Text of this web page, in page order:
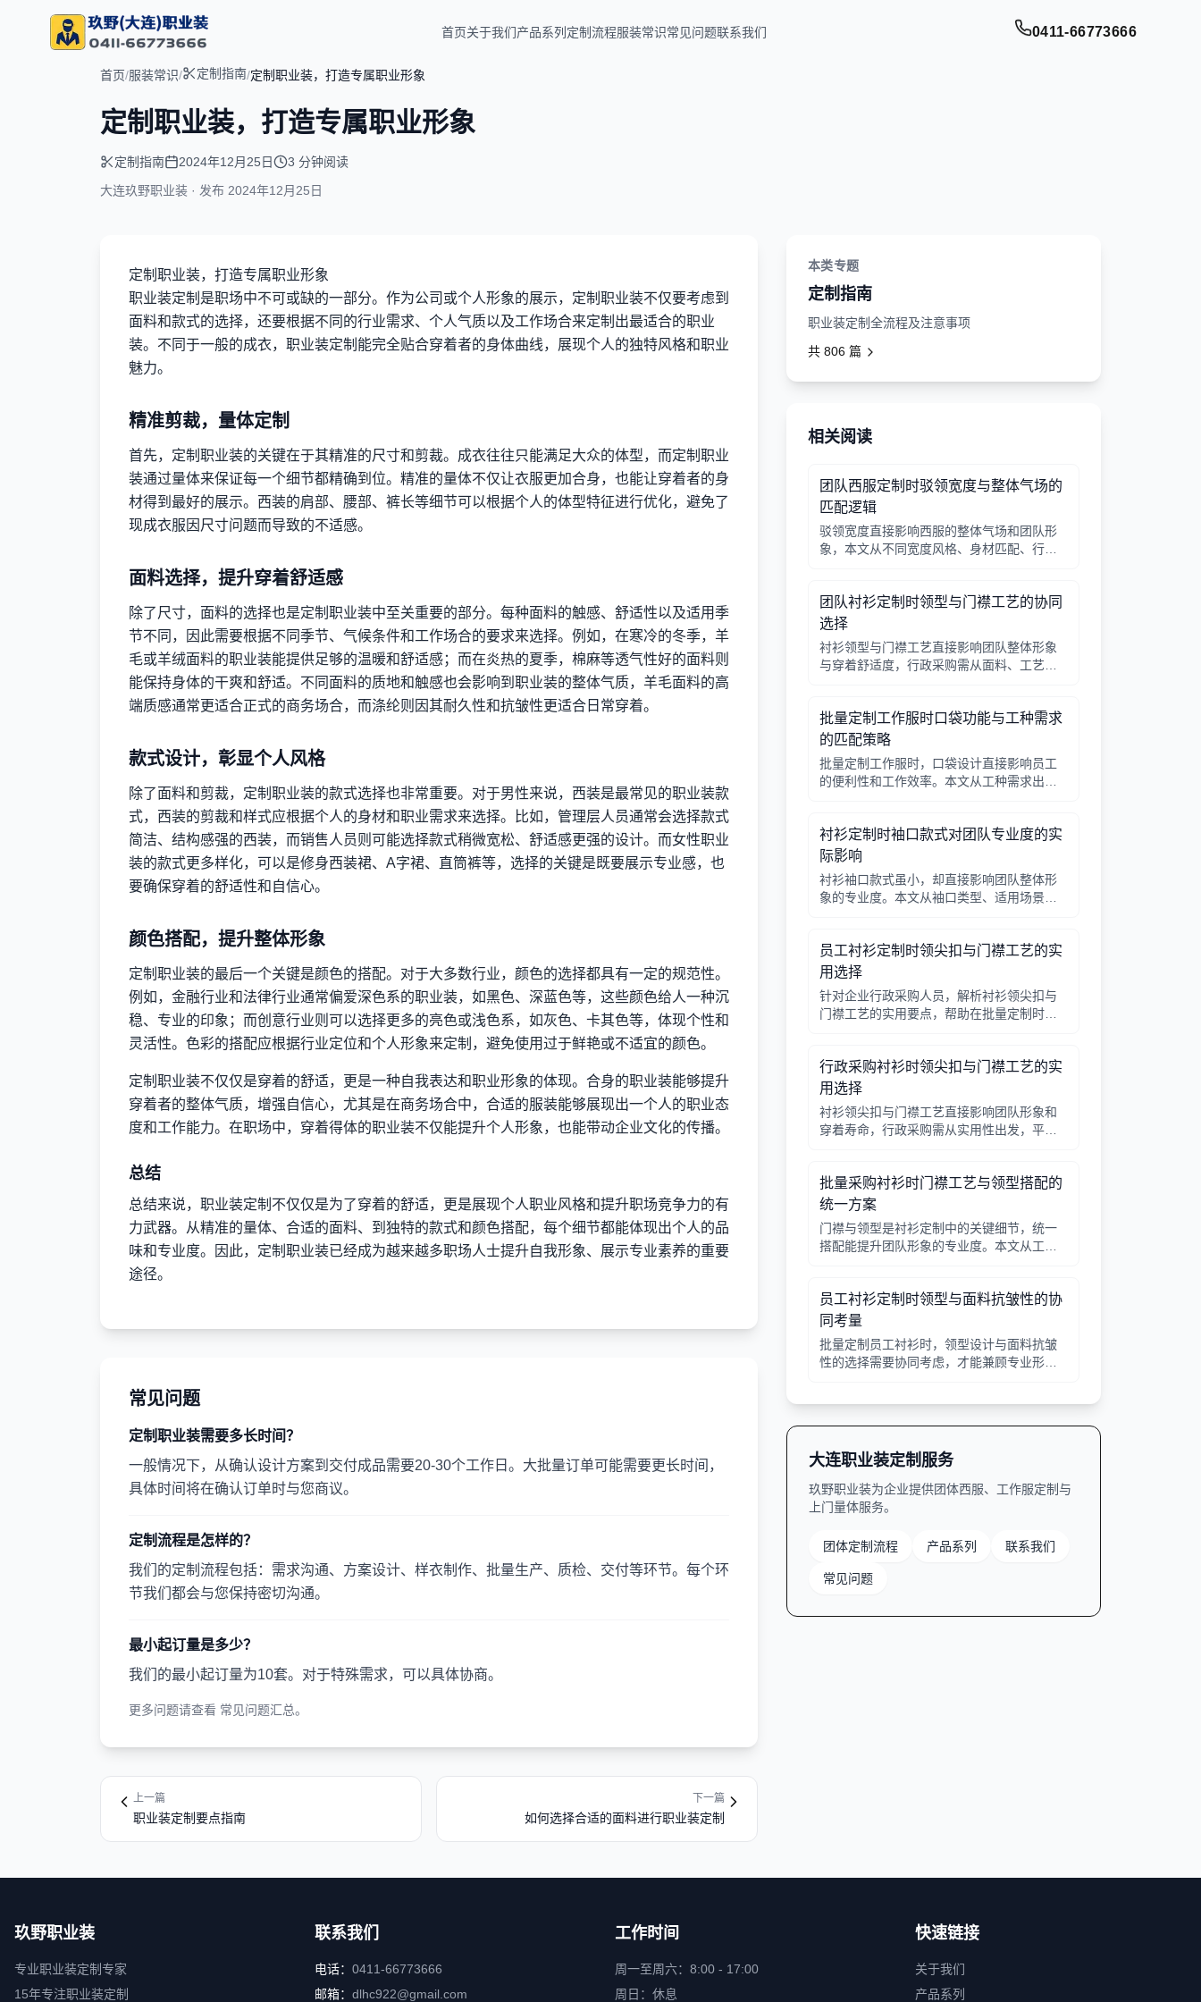
首页关于我们产品系列 定制流程服装常识常见问题联系我们 0411-66773666
首页/服装常识/ 定制指南/定制职业装，打造专属职业形象
定制职业装，打造专属职业形象
定制指南 2024年12月25日
3 分钟阅读
大连玖野职业装 · 发布 2024年12月25日
定制职业装，打造专属职业形象
职业装定制是职场中不可或缺的一部分。作为公司或个人形象的展示，定制职业装不仅要考虑到
面料和款式的选择，还要根据不同的行业需求、个人气质以及工作场合来定制出最适合的职业
装。不同于一般的成衣，职业装定制能完全贴合穿着者的身体曲线，展现个人的独特风格和职业
魅力。
精准剪裁，量体定制
首先，定制职业装的关键在于其精准的尺寸和剪裁。成衣往往只能满足大众的体型，而定制职业
装通过量体来保证每一个细节都精确到位。精准的量体不仅让衣服更加合身，也能让穿着者的身
材得到最好的展示。西装的肩部、腰部、裤长等细节可以根据个人的体型特征进行优化，避免了
现成衣服因尺寸问题而导致的不适感。
面料选择，提升穿着舒适感
除了尺寸，面料的选择也是定制职业装中至关重要的部分。每种面料的触感、舒适性以及适用季
节不同，因此需要根据不同季节、气候条件和工作场合的要求来选择。例如，在寒冷的冬季，羊
毛或羊绒面料的职业装能提供足够的温暖和舒适感；而在炎热的夏季，棉麻等透气性好的面料则
能保持身体的干爽和舒适。不同面料的质地和触感也会影响到职业装的整体气质，羊毛面料的高
端质感通常更适合正式的商务场合，而涤纶则因其耐久性和抗皱性更适合日常穿着。
款式设计，彰显个人风格
除了面料和剪裁，定制职业装的款式选择也非常重要。对于男性来说，西装是最常见的职业装款
式，西装的剪裁和样式应根据个人的身材和职业需求来选择。比如，管理层人员通常会选择款式
简洁、结构感强的西装，而销售人员则可能选择款式稍微宽松、舒适感更强的设计。而女性职业
装的款式更多样化，可以是修身西装裙、A字裙、直筒裤等，选择的关键是既要展示专业感，也
要确保穿着的舒适性和自信心。
颜色搭配，提升整体形象
定制职业装的最后一个关键是颜色的搭配。对于大多数行业，颜色的选择都具有一定的规范性。
例如，金融行业和法律行业通常偏爱深色系的职业装，如黑色、深蓝色等，这些颜色给人一种沉
稳、专业的印象；而创意行业则可以选择更多的亮色或浅色系，如灰色、卡其色等，体现个性和
灵活性。色彩的搭配应根据行业定位和个人形象来定制，避免使用过于鲜艳或不适宜的颜色。
定制职业装不仅仅是穿着的舒适，更是一种自我表达和职业形象的体现。合身的职业装能够提升
穿着者的整体气质，增强自信心，尤其是在商务场合中，合适的服装能够展现出一个人的职业态
度和工作能力。在职场中，穿着得体的职业装不仅能提升个人形象，也能带动企业文化的传播。
总结
总结来说，职业装定制不仅仅是为了穿着的舒适，更是展现个人职业风格和提升职场竞争力的有
力武器。从精准的量体、合适的面料、到独特的款式和颜色搭配，每个细节都能体现出个人的品
味和专业度。因此，定制职业装已经成为越来越多职场人士提升自我形象、展示专业素养的重要
途径。
常见问题
定制职业装需要多长时间？
一般情况下，从确认设计方案到交付成品需要20-30个工作日。大批量订单可能需要更长时间，
具体时间将在确认订单时与您商议。
定制流程是怎样的？
我们的定制流程包括：需求沟通、方案设计、样衣制作、批量生产、质检、交付等环节。每个环
节我们都会与您保持密切沟通。
最小起订量是多少？
我们的最小起订量为10套。对于特殊需求，可以具体协商。
更多问题请查看 常见问题汇总。
上一篇
职业装定制要点指南
下一篇
如何选择合适的面料进行职业装定制
本类专题
定制指南
职业装定制全流程及注意事项
共 806 篇
相关阅读
团队西服定制时驳领宽度与整体气场的
匹配逻辑
驳领宽度直接影响西服的整体气场和团队形
象，本文从不同宽度风格、身材匹配、行业
团队衬衫定制时领型与门襟工艺的协同
选择
衬衫领型与门襟工艺直接影响团队整体形象
与穿着舒适度，行政采购需从面料、工艺、
批量定制工作服时口袋功能与工种需求
的匹配策略
批量定制工作服时，口袋设计直接影响员工
的便利性和工作效率。本文从工种需求出
衬衫定制时袖口款式对团队专业度的实
际影响
衬衫袖口款式虽小，却直接影响团队整体形
象的专业度。本文从袖口类型、适用场景、
员工衬衫定制时领尖扣与门襟工艺的实
用选择
针对企业行政采购人员，解析衬衫领尖扣与
门襟工艺的实用要点，帮助在批量定制时做
行政采购衬衫时领尖扣与门襟工艺的实
用选择
衬衫领尖扣与门襟工艺直接影响团队形象和
穿着寿命，行政采购需从实用性出发，平衡
批量采购衬衫时门襟工艺与领型搭配的
统一方案
门襟与领型是衬衫定制中的关键细节，统一
搭配能提升团队形象的专业度。本文从工艺
决策。
员工衬衫定制时领型与面料抗皱性的协
同考量
批量定制员工衬衫时，领型设计与面料抗皱
性的选择需要协同考虑，才能兼顾专业形象
大连职业装定制服务
玖野职业装为企业提供团体西服、工作服定制与
上门量体服务。
团体定制流程 产品系列 联系我们
常见问题
玖野职业装
专业职业装定制专家
15年专注职业装定制
联系我们
电话： 0411-66773666
邮箱： dlhc922@gmail.com
工作时间
周一至周六：8:00 - 17:00
周日：休息
快速链接
关于我们
产品系列